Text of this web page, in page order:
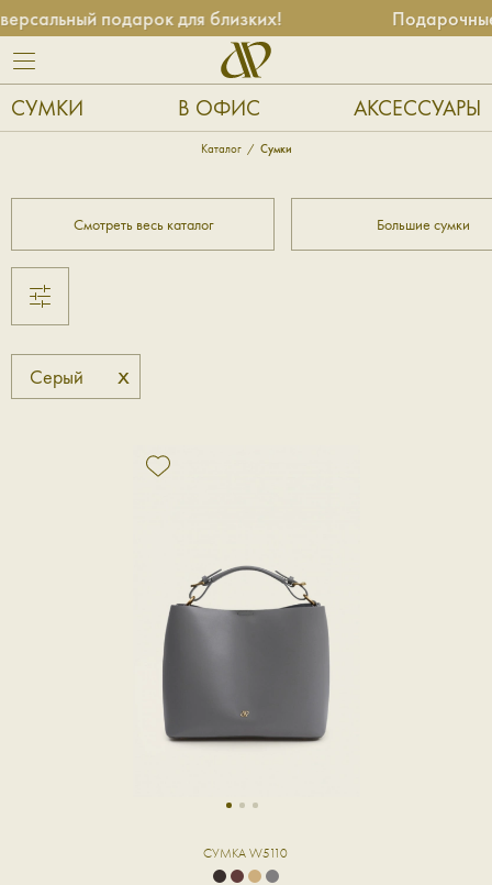
подарок для близких!
СУМКИ В ОФИС АКСЕССУАРЫ
Каталог Сумки
Смотреть весь каталог Большие сумки
Серый x
1 2 3
СУМКА W5110